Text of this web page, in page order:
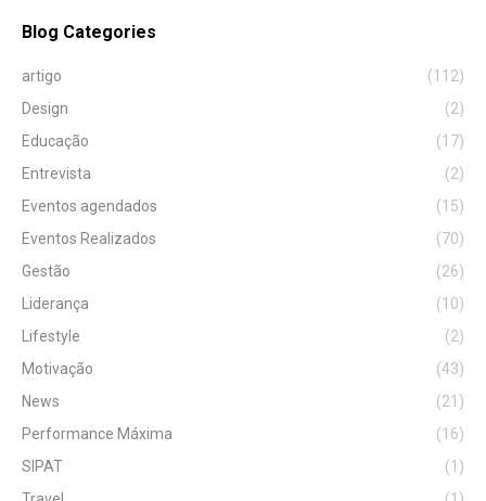
Blog Categories
artigo
(112)
Design
(2)
Educação
(17)
Entrevista
(2)
Eventos agendados
(15)
Eventos Realizados
(70)
Gestão
(26)
Liderança
(10)
Lifestyle
(2)
Motivação
(43)
News
(21)
Performance Máxima
(16)
SIPAT
(1)